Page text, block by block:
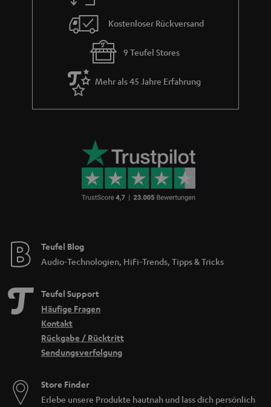
Kostenloser Rückversand
9 Teufel Stores
Mehr als 45 Jahre Erfahrung
Teufel Blog
Audio-Technologien, HiFi-Trends, Tipps & Tricks
Teufel Support
Häufige Fragen
Kontakt
Rückgabe / Rücktritt
Sendungsverfolgung
Store Finder
Erlebe unsere Produkte hautnah und lass dich persönlich